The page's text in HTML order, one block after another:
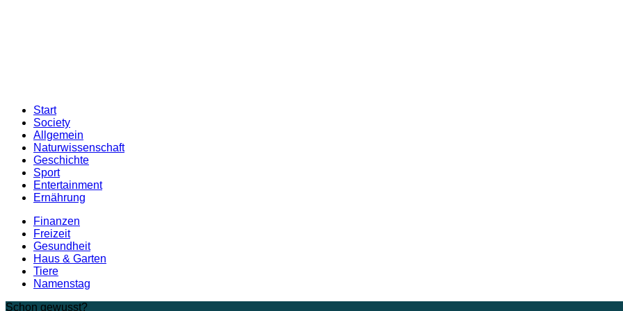
Start
Society
Allgemein
Naturwissenschaft
Geschichte
Sport
Entertainment
Ernährung
Finanzen
Freizeit
Gesundheit
Haus & Garten
Tiere
Namenstag
Schon gewusst?